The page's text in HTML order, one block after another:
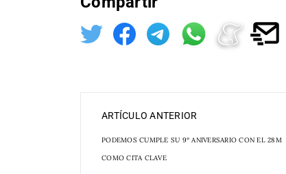
ARTÍCULO ANTERIOR
PODEMOS CUMPLE SU 9º ANIVERSARIO CON EL 28M
COMO CITA CLAVE